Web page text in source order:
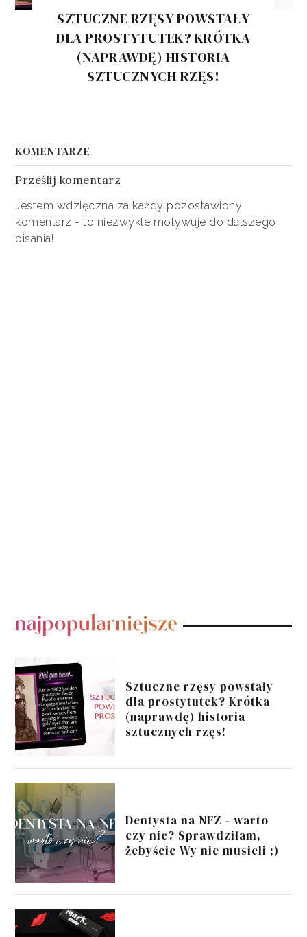
SZTUCZNE RZĘSY POWSTAŁY
DLA PROSTYTUTEK? KRÓTKA
(NAPRAWDĘ) HISTORIA
SZTUCZNYCH RZĘS!
KOMENTARZE
Prześlij komentarz
Jestem wdzięczna za każdy pozostawiony
komentarz - to niezwykle motywuje do dalszego
pisania!
POPULARNE POSTY
Sztuczne rzęsy powstały
dla prostytutek? Krótka
(naprawdę) historia
sztucznych rzęs!
Dentysta na NFZ - warto
czy nie? Sprawdziłam,
żebyście Wy nie musieli ;)